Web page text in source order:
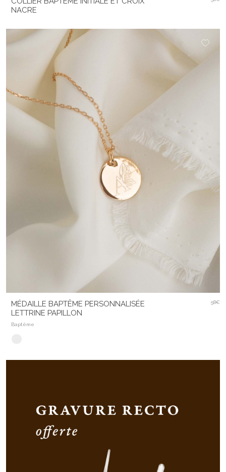
NACRE
MÉDAILLE BAPTÊME PERSONNALISÉE
LETTRINE PAPILLON
Baptême
58€